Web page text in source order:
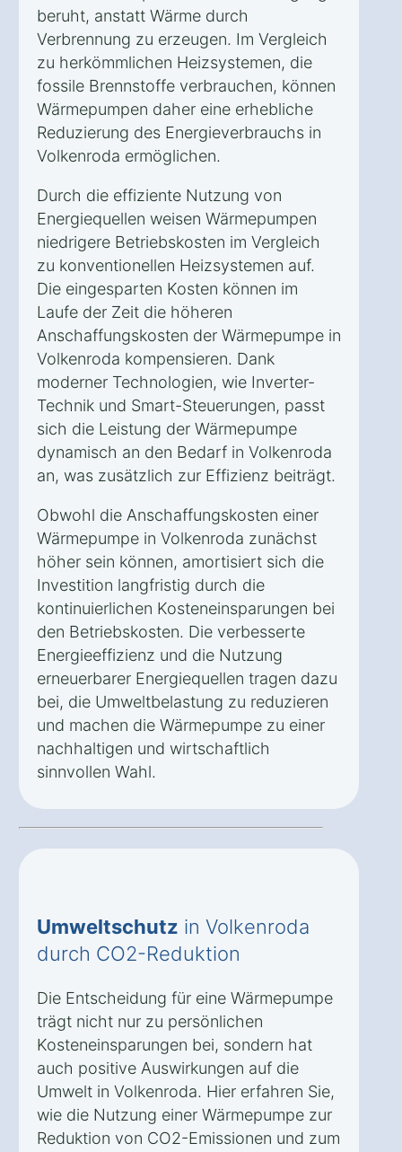
beruht, anstatt Wärme durch
Verbrennung zu erzeugen. Im Vergleich
zu herkömmlichen Heizsystemen, die
fossile Brennstoffe verbrauchen, können
Wärmepumpen daher eine erhebliche
Reduzierung des Energieverbrauchs in
Volkenroda ermöglichen.
Durch die effiziente Nutzung von
Energiequellen weisen Wärmepumpen
niedrigere Betriebskosten im Vergleich
zu konventionellen Heizsystemen auf.
Die eingesparten Kosten können im
Laufe der Zeit die höheren
Anschaffungskosten der Wärmepumpe in
Volkenroda kompensieren. Dank
moderner Technologien, wie Inverter-
Technik und Smart-Steuerungen, passt
sich die Leistung der Wärmepumpe
dynamisch an den Bedarf in Volkenroda
an, was zusätzlich zur Effizienz beiträgt.
Obwohl die Anschaffungskosten einer
Wärmepumpe in Volkenroda zunächst
höher sein können, amortisiert sich die
Investition langfristig durch die
kontinuierlichen Kosteneinsparungen bei
den Betriebskosten. Die verbesserte
Energieeffizienz und die Nutzung
erneuerbarer Energiequellen tragen dazu
bei, die Umweltbelastung zu reduzieren
und machen die Wärmepumpe zu einer
nachhaltigen und wirtschaftlich
sinnvollen Wahl.
Umweltschutz in Volkenroda
durch CO2-Reduktion
Die Entscheidung für eine Wärmepumpe
trägt nicht nur zu persönlichen
Kosteneinsparungen bei, sondern hat
auch positive Auswirkungen auf die
Umwelt in Volkenroda. Hier erfahren Sie,
wie die Nutzung einer Wärmepumpe zur
Reduktion von CO2-Emissionen und zum